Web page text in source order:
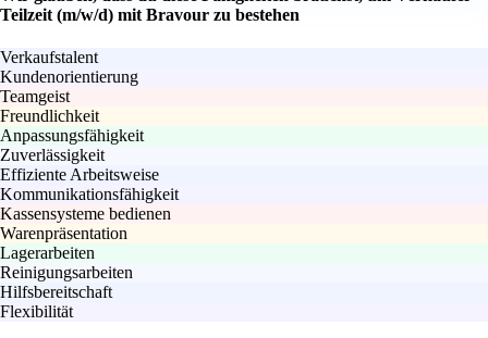
Teilzeit (m/w/d) mit Bravour zu bestehen
Verkaufstalent
Kundenorientierung
Teamgeist
Freundlichkeit
Anpassungsfähigkeit
Zuverlässigkeit
Effiziente Arbeitsweise
Kommunikationsfähigkeit
Kassensysteme bedienen
Warenpräsentation
Lagerarbeiten
Reinigungsarbeiten
Hilfsbereitschaft
Flexibilität